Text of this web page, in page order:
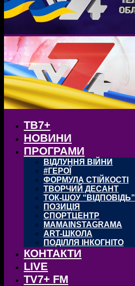
ТВ7+
НОВИНИ
ПРОГРАМИ
ВІДЛУННЯ ВІЙНИ
#ГЕРОЇ
ФОРМУЛА СТІЙКОСТІ
ТВОРЧИЙ ДЕСАНТ
ТОК-ШОУ “ВІДПОВІДЬ”
ПОЗИЦІЯ
СПОРТЦЕНТР
MAMAINSTAGRAMA
ART-ШКОЛА
ПОДІЛЛЯ ІНКОГНІТО
КОНТАКТИ
LIVE
TV7+ FM